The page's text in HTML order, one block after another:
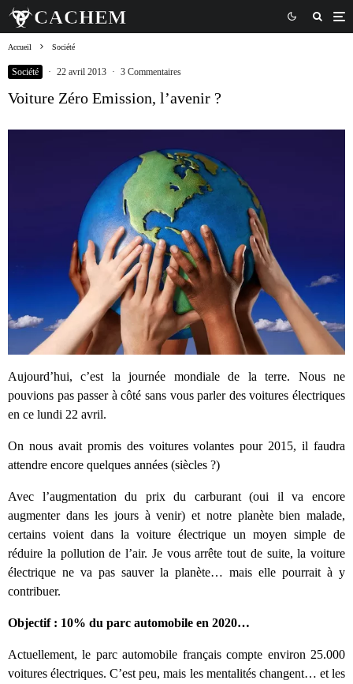
Accueil Société
Société · 22 avril 2013 · 3 Commentaires
Voiture Zéro Emission, l’avenir ?
Aujourd’hui, c’est la journée mondiale de la terre. Nous ne
pouvions pas passer à côté sans vous parler des voitures électriques
en ce lundi 22 avril.
On nous avait promis des voitures volantes pour 2015, il faudra
attendre encore quelques années (siècles ?)
Avec l’augmentation du prix du carburant (oui il va encore
augmenter dans les jours à venir) et notre planète bien malade,
certains voient dans la voiture électrique un moyen simple de
réduire la pollution de l’air. Je vous arrête tout de suite, la voiture
électrique ne va pas sauver la planète… mais elle pourrait à y
contribuer.
Objectif : 10% du parc automobile en 2020…
Actuellement, le parc automobile français compte environ 25.000
voitures électriques. C’est peu, mais les mentalités changent… et les